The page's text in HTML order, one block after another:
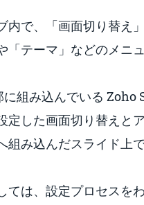
内で、「画面切り替え
「テーマ」などのメニ
組み込んでいる Zoho
定した画面切り替えと
み込んだスライド上
ては、設定プロセスを